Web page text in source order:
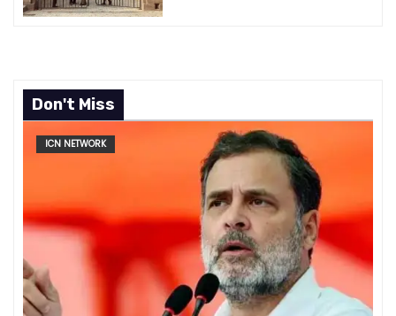
Don't Miss
ICN NETWORK